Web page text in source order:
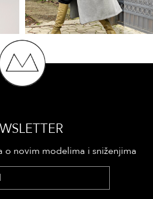
o novim modelima i sniženjima